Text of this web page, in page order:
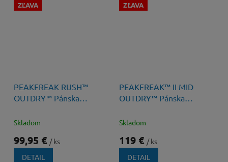
ZĽAVA
PEAKFREAK RUSH™
OUTDRY™ Pánska
Membránou
Skladom
99,95 € / ks
DETAIL
ZĽAVA
PEAKFREAK™ II MID
OUTDRY™ Pánska
membránou
Skladom
119 € / ks
DETAIL